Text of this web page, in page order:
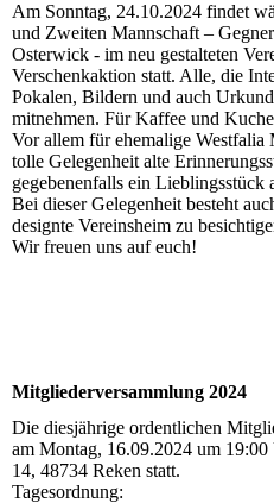
Am Sonntag, 24.10.2024 findet
und Zweiten Mannschaft –
Osterwick - im neu gestalteten
Verschenkaktion statt. Alle, die
Pokalen, Bildern und auch
mitnehmen. Für Kaffee und
Vor allem für ehemalige Westfalia
tolle Gelegenheit alte
gegebenenfalls ein Lieblingsstück
Bei dieser Gelegenheit besteht
designte Vereinsheim zu
Wir freuen uns auf euch!
Mitgliederversammlung 2024
Die diesjährige ordentlichen
am Montag, 16.09.2024 um
14, 48734 Reken statt.
Tagesordnung: